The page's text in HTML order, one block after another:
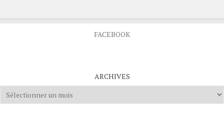
FACEBOOK
ARCHIVES
Archives